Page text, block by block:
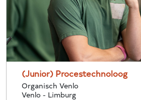
(Junior) Procestechnoloog
Organisch Venlo
Venlo - Limburg